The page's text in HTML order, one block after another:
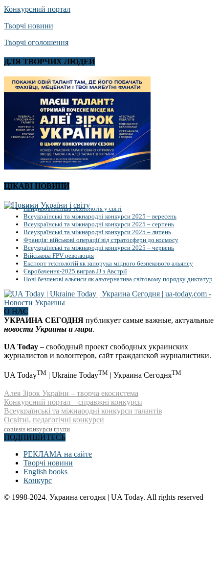
Конкурсний портал
Творчі новини
Творчі оголошення
ДЛЯ ТВОРЧИХ ЛЮДЕЙ
ЦІКАВІ НОВИНИ
Найдивовижніша технологія у світі
Всеукраїнські та міжнародні конкурси 2025 – вересень
Всеукраїнські та міжнародні конкурси 2025 – серпень
Всеукраїнські та міжнародні конкурси 2025 – липень
Франція: військові операції від стратосфери до космосу
Всеукраїнські та міжнародні конкурси 2025 – червень
Військова FPV-революція
Експорт технологій як запорука міцного безпекового альянсу
Євробачення-2025 виграв JJ з Австрії
Нові безпекові альянси як альтернатива світовому порядку диктатур
О НАС
УКРАИНА СЕГОДНЯ публикует самые важные, актуальные
новости Украины и мира.
UA Today – свободный проект свободных украинских
журналистов и волонтеров, сайт гражданской журналистики.
UA TodayTM | Ukraine TodayTM | Украина СегодняTM
Алея Зірок України – творча екосистема
Конкурсний портал – справжні конкурси
Всеукраїнські та міжнародні конкурси талантів
Освітні, педагогічні конкурси
contests конкурси групи
ПОДПИШИТЕСЬ
РЕКЛАМА на сайте
Творчі новини
English books
Конкурс
© 1998-2024. Украина сегодня | UA Today. All rights reserved